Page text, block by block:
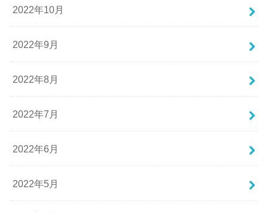
2022年10月
2022年9月
2022年8月
2022年7月
2022年6月
2022年5月